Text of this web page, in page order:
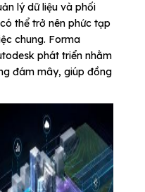
lý dữ liệu và phối
thể trở nên phức tạp
chung. Forma
phát triển nhằm
đám mây, giúp đồng